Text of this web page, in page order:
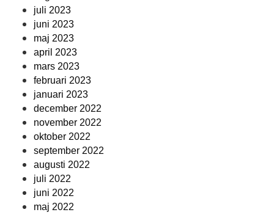
juli 2023
juni 2023
maj 2023
april 2023
mars 2023
februari 2023
januari 2023
december 2022
november 2022
oktober 2022
september 2022
augusti 2022
juli 2022
juni 2022
maj 2022